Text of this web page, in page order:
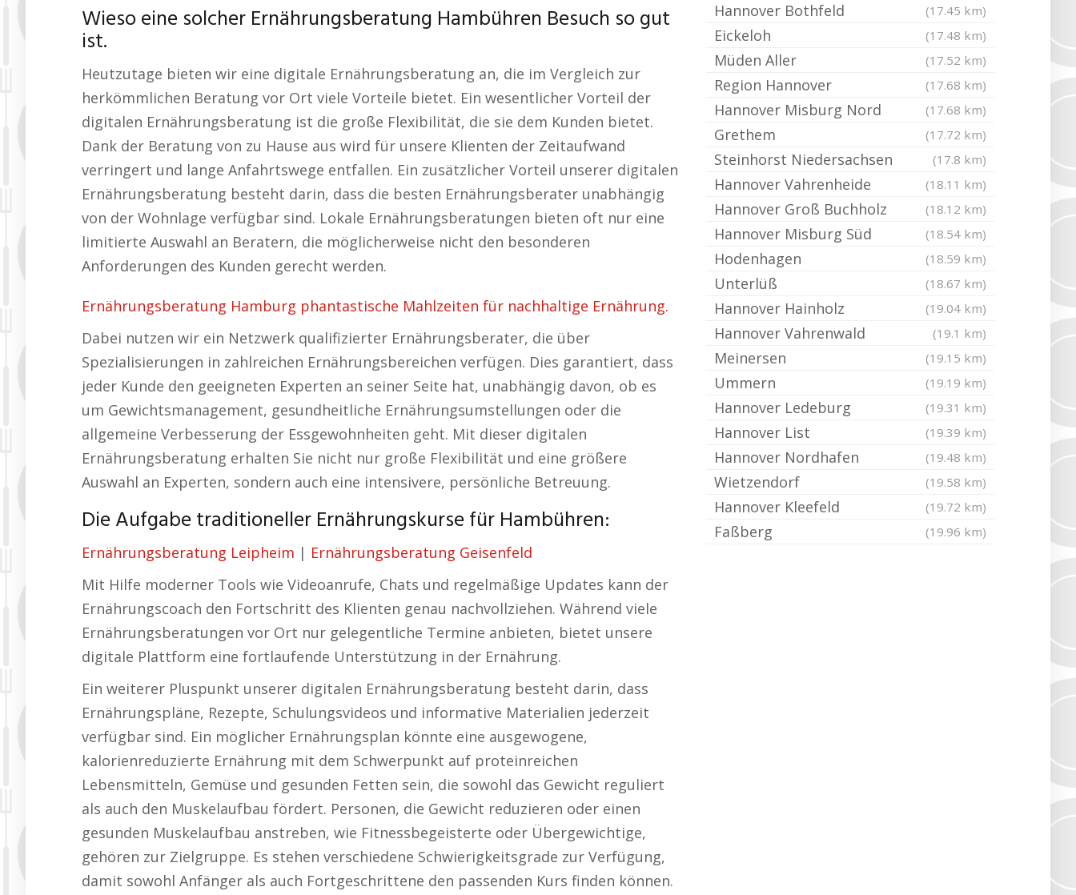
Wieso eine solcher Ernährungsberatung Hambühren Besuch so gut
ist.
Heutzutage bieten wir eine digitale Ernährungsberatung an, die im Vergleich zur
herkömmlichen Beratung vor Ort viele Vorteile bietet. Ein wesentlicher Vorteil der
digitalen Ernährungsberatung ist die große Flexibilität, die sie dem Kunden bietet.
Dank der Beratung von zu Hause aus wird für unsere Klienten der Zeitaufwand
verringert und lange Anfahrtswege entfallen. Ein zusätzlicher Vorteil unserer digitalen
Ernährungsberatung besteht darin, dass die besten Ernährungsberater unabhängig
von der Wohnlage verfügbar sind. Lokale Ernährungsberatungen bieten oft nur eine
limitierte Auswahl an Beratern, die möglicherweise nicht den besonderen
Anforderungen des Kunden gerecht werden.
Ernährungsberatung Hamburg phantastische Mahlzeiten für nachhaltige Ernährung.
Dabei nutzen wir ein Netzwerk qualifizierter Ernährungsberater, die über
Spezialisierungen in zahlreichen Ernährungsbereichen verfügen. Dies garantiert, dass
jeder Kunde den geeigneten Experten an seiner Seite hat, unabhängig davon, ob es
um Gewichtsmanagement, gesundheitliche Ernährungsumstellungen oder die
allgemeine Verbesserung der Essgewohnheiten geht. Mit dieser digitalen
Ernährungsberatung erhalten Sie nicht nur große Flexibilität und eine größere
Auswahl an Experten, sondern auch eine intensivere, persönliche Betreuung.
Die Aufgabe traditioneller Ernährungskurse für Hambühren:
Ernährungsberatung Leipheim | Ernährungsberatung Geisenfeld
Mit Hilfe moderner Tools wie Videoanrufe, Chats und regelmäßige Updates kann der
Ernährungscoach den Fortschritt des Klienten genau nachvollziehen. Während viele
Ernährungsberatungen vor Ort nur gelegentliche Termine anbieten, bietet unsere
digitale Plattform eine fortlaufende Unterstützung in der Ernährung.
Ein weiterer Pluspunkt unserer digitalen Ernährungsberatung besteht darin, dass
Ernährungspläne, Rezepte, Schulungsvideos und informative Materialien jederzeit
verfügbar sind. Ein möglicher Ernährungsplan könnte eine ausgewogene,
kalorienreduzierte Ernährung mit dem Schwerpunkt auf proteinreichen
Lebensmitteln, Gemüse und gesunden Fetten sein, die sowohl das Gewicht reguliert
als auch den Muskelaufbau fördert. Personen, die Gewicht reduzieren oder einen
gesunden Muskelaufbau anstreben, wie Fitnessbegeisterte oder Übergewichtige,
gehören zur Zielgruppe. Es stehen verschiedene Schwierigkeitsgrade zur Verfügung,
damit sowohl Anfänger als auch Fortgeschrittene den passenden Kurs finden können.
Hannover Bothfeld (17.45 km)
Eickeloh (17.48 km)
Müden Aller (17.52 km)
Region Hannover (17.68 km)
Hannover Misburg Nord (17.68 km)
Grethem (17.72 km)
Steinhorst Niedersachsen (17.8 km)
Hannover Vahrenheide (18.11 km)
Hannover Groß Buchholz (18.12 km)
Hannover Misburg Süd (18.54 km)
Hodenhagen (18.59 km)
Unterlüß (18.67 km)
Hannover Hainholz (19.04 km)
Hannover Vahrenwald (19.1 km)
Meinersen (19.15 km)
Ummern (19.19 km)
Hannover Ledeburg (19.31 km)
Hannover List (19.39 km)
Hannover Nordhafen (19.48 km)
Wietzendorf (19.58 km)
Hannover Kleefeld (19.72 km)
Faßberg (19.96 km)